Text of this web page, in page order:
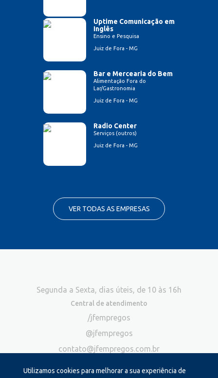
Uptime Comunicação em
Inglês
Ensino e Pesquisa
Juiz de Fora - MG
Bar e Mercearia do Bem
Alimentação Fora do
Lar/Gastronomia
Juiz de Fora - MG
Radio Center
Serviços (outros)
Juiz de Fora - MG
VER TODAS AS EMPRESAS
Utilizamos cookies para melhorar a sua experiência de
Segunda a Sexta, dias úteis, de 10 às 16h
Central de atendimento
/jfempregos
@jfempregos
contato@jfempregos.com.br